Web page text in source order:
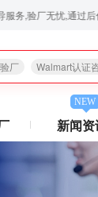
无忧,通过后付款,让
厂 Walmart认证
NEW
新闻资